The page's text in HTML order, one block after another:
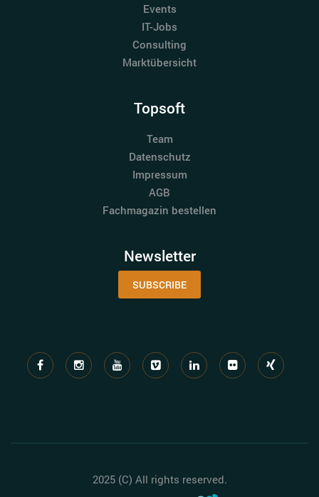
Events
IT-Jobs
Consulting
Marktübersicht
Topsoft
Team
Datenschutz
Impressum
AGB
Fachmagazin bestellen
Newsletter
SUBSCRIBE
2025 (C) All rights reserved.